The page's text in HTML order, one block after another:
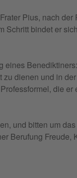
Pius, nach
Schritt bin­det er
eines
die­nen und in
die er
und bit­ten um
Beru­fung Freu­de,